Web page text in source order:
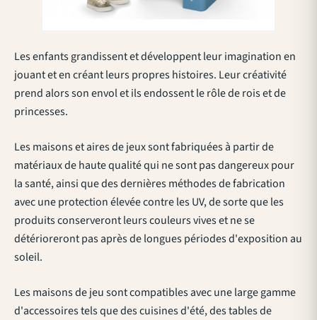
Les enfants grandissent et développent leur imagination en
jouant et en créant leurs propres histoires. Leur créativité
prend alors son envol et ils endossent le rôle de rois et de
princesses.
Les maisons et aires de jeux sont fabriquées à partir de
matériaux de haute qualité qui ne sont pas dangereux pour
la santé, ainsi que des dernières méthodes de fabrication
avec une protection élevée contre les UV, de sorte que les
produits conserveront leurs couleurs vives et ne se
détérioreront pas après de longues périodes d'exposition au
soleil.
Les maisons de jeu sont compatibles avec une large gamme
d'accessoires tels que des cuisines d'été, des tables de